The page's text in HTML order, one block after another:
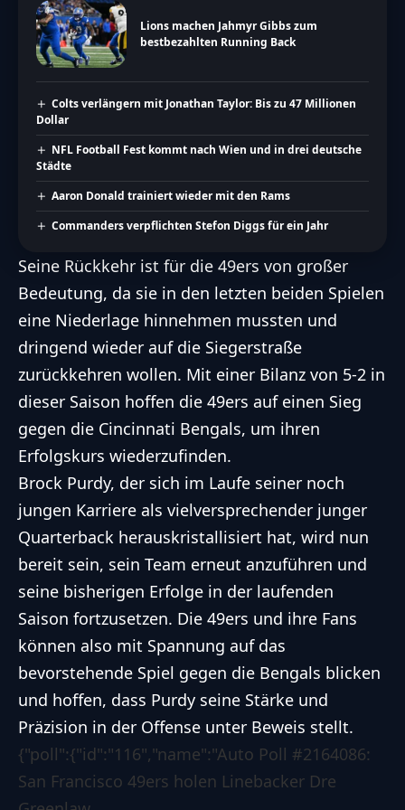
Lions machen Jahmyr Gibbs zum
bestbezahlten Running Back
Colts verlängern mit Jonathan Taylor: Bis zu 47 Millionen
Dollar
NFL Football Fest kommt nach Wien und in drei deutsche
Städte
Aaron Donald trainiert wieder mit den Rams
Commanders verpflichten Stefon Diggs für ein Jahr
Seine Rückkehr ist für die 49ers von großer
Bedeutung, da sie in den letzten beiden Spielen
eine Niederlage hinnehmen mussten und
dringend wieder auf die Siegerstraße
zurückkehren wollen. Mit einer Bilanz von 5-2 in
dieser Saison hoffen die 49ers auf einen Sieg
gegen die Cincinnati Bengals, um ihren
Erfolgskurs wiederzufinden.
Brock Purdy, der sich im Laufe seiner noch
jungen Karriere als vielversprechender junger
Quarterback herauskristallisiert hat, wird nun
bereit sein, sein Team erneut anzuführen und
seine bisherigen Erfolge in der laufenden
Saison fortzusetzen. Die 49ers und ihre Fans
können also mit Spannung auf das
bevorstehende Spiel gegen die Bengals blicken
und hoffen, dass Purdy seine Stärke und
Präzision in der Offense unter Beweis stellt.
{"poll":{"id":"116","name":"Auto Poll #2164086:
San Francisco 49ers holen Linebacker Dre